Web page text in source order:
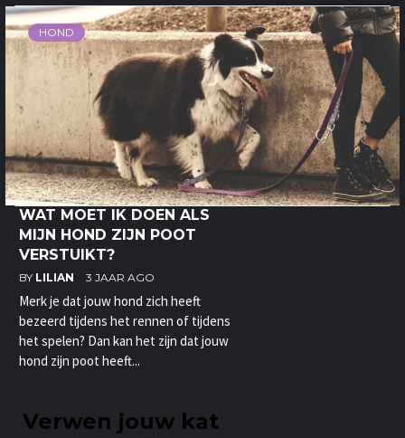
HOND
WAT MOET IK DOEN ALS
MIJN HOND ZIJN POOT
VERSTUIKT?
BY LILIAN 3 JAAR AGO
Merk je dat jouw hond zich heeft
bezeerd tijdens het rennen of tijdens
het spelen? Dan kan het zijn dat jouw
hond zijn poot heeft...
Verwen jouw kat